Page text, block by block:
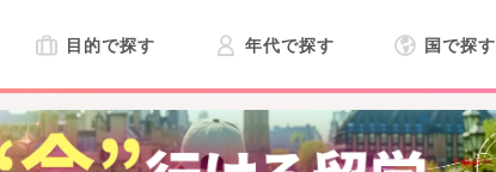
目的で探す 年代で探す 国で探す